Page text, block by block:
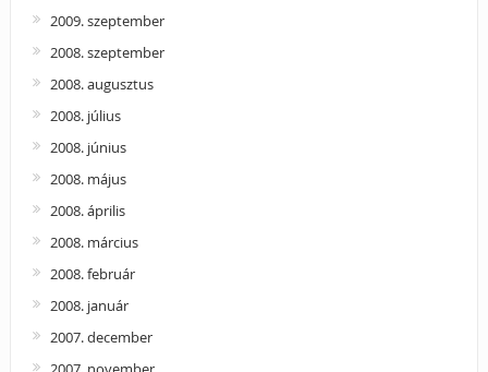
2009. szeptember
2008. szeptember
2008. augusztus
2008. július
2008. június
2008. május
2008. április
2008. március
2008. február
2008. január
2007. december